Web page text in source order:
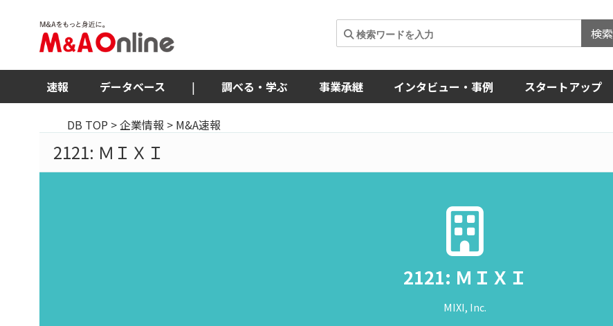
検索
速報 データベース | 調べる・学ぶ 事業承継 インタビュー・事例 スタートアップ
DB TOP >企業情報 > M&A速報
2121: ＭＩＸＩ
2121: ＭＩＸＩ
MIXI, Inc.